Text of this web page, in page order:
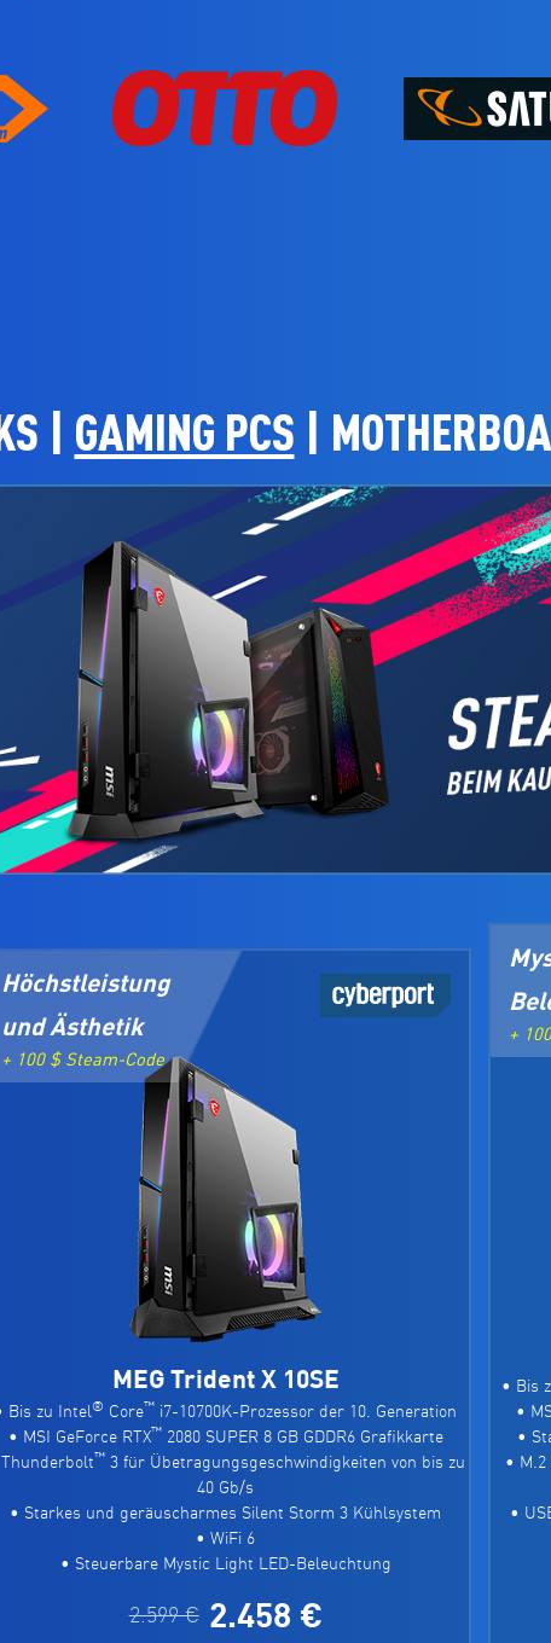
| GAMING PCS |
Höchstleistung
und Ästhetik
+ 100 $ Steam-Code
MEG Trident X 10SE
Bis zu Intel® Core™ i7-10700K-Prozessor der 10. Generation
• MSI GeForce RTX™2080 SUPER 8 GB GDDR6 Grafikkarte
™3 für Übetragungsgeschwindigkeiten von bis zu
40 Gb/s
• Starkes und geräuscharmes Silent Storm 3 Kühlsystem
• WiFi 6
• Steuerbare Mystic Light LED-Beleuchtung
2.599 € 2.458 €
+
• Bis
•
•
•
•